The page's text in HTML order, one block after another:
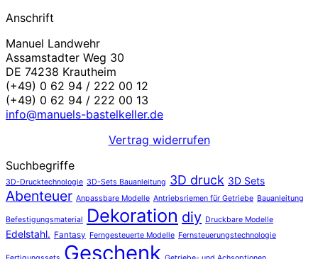
Anschrift
Manuel Landwehr
Assamstadter Weg 30
DE 74238 Krautheim
(+49) 0 62 94 / 222 00 12
(+49) 0 62 94 / 222 00 13
info@manuels-bastelkeller.de
Vertrag widerrufen
Suchbegriffe
3D-Drucktechnologie 3D-Sets Bauanleitung 3D druck 3D Sets
Abenteuer Anpassbare Modelle Antriebsriemen für Getriebe Bauanleitung
Befestigungsmaterial Dekoration diy Druckbare Modelle
Edelstahl. Fantasy Ferngesteuerte Modelle Fernsteuerungstechnologie
Geschenk